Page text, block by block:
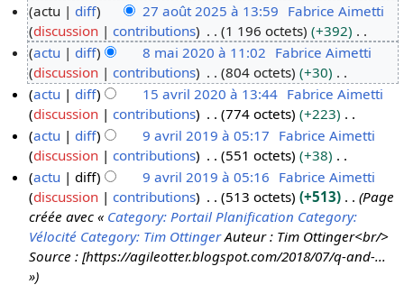
7
o
0
actu diff 27 août 2025 à 13:59 Fabrice Aimetti
discussion
contributions 1 196 octets
+392
A
u
c
u
n
r
é
s
u
m
é
d
e
m
0
actu diff 8 mai 2020 à 11:02 Fabrice Aimetti
discussion
contributions 804 octets
+30
A
u
c
u
n
r
é
s
u
m
é
5
v
actu diff 15 avril 2020 à 13:44 Fabrice Aimetti
discussion
contributions 774 octets
+223
A
u
c
u
n
r
é
s
a
actu diff 9 avril 2019 à 05:17 Fabrice Aimetti
discussion
contributions 551 octets
+38
A
u
c
u
n
r
actu diff 9 avril 2019 à 05:16 Fabrice Aimetti
discussion
contributions 513 octets +513
Page
créée avec « Category: Portail Planification Category:
Vélocité Category: Tim OttingerAuteur : Tim Ottinger<br/>
Source : [https://agileotter.blogspot.com/2018/07/q-and-...
»